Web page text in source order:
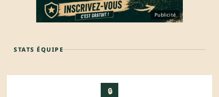
Publicité
STATS ÉQUIPE
🔒